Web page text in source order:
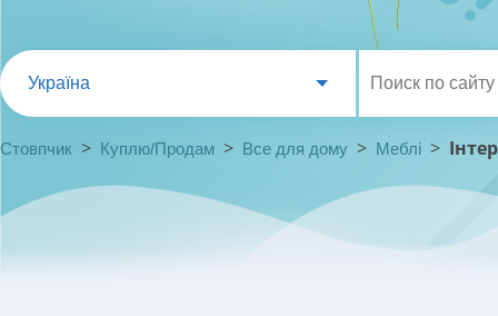
Україна
Стовпчик > Куплю/Продам > Все для дому > Меблі >